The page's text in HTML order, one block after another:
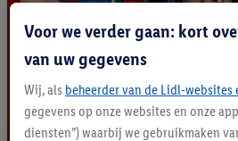
Voor we verder gaan: kort
van uw gegevens
Wij, als beheerder van de Lidl-websites
gegevens op onze websites en onze
diensten”) waarbij we gebruikmaken